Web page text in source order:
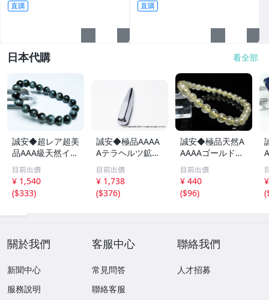
直購 直購
日本代購 看全部
誠安◆超レア超美
品AAA級天然イー
グルアイブレスレ
ット 10mm [T15
6-6923]
目前出價
¥ 1,540
($333)
誠安◆極品AAAA
Aテラヘルツ鉱石
マッサージ棒サイ
ズ：小[T557-215
1]
目前出價
¥ 1,738
($376)
誠安◆極品天然A
AAAAゴールドタ
イチンルチルブレ
スレット 6mm [T
171-7937]
目前出價
¥ 440
($96)
(
關於我們
新聞中心
服務說明
客服中心
常見問答
聯絡客服
聯絡我們
人才招募